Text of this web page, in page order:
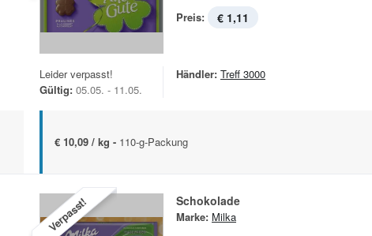
Preis: € 1,11
Leider verpasst!
Gültig: 05.05. - 11.05.
Händler: Treff 3000
€ 10,09 / kg - 110-g-Packung
Verpasst! Schokolade
Marke: Milka